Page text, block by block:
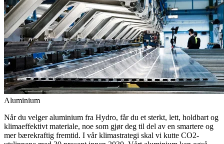
Aluminium
Når du velger aluminium fra Hydro, får du et sterkt, lett, holdbart og
klimaeffektivt materiale, noe som gjør deg til del av en smartere og
mer bærekraftig fremtid. I vår klimastrategi skal vi kutte CO2-